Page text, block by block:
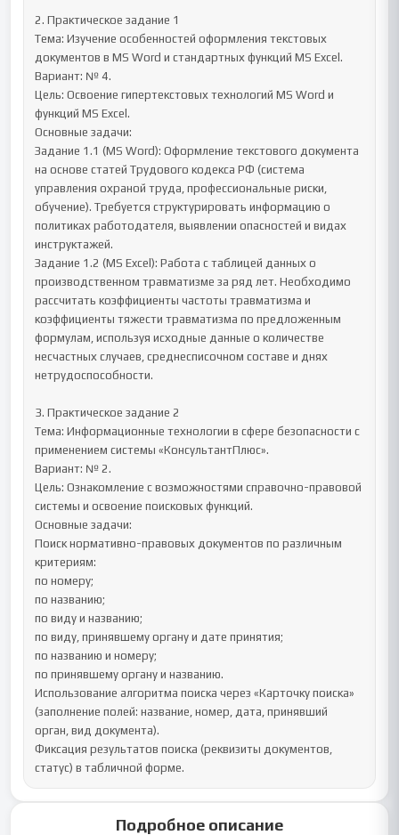
2. Практическое задание 1
Тема: Изучение особенностей оформления текстовых
документов в MS Word и стандартных функций MS Excel.
Вариант: № 4.
Цель: Освоение гипертекстовых технологий MS Word и
функций MS Excel.
Основные задачи:
Задание 1.1 (MS Word): Оформление текстового документа
на основе статей Трудового кодекса РФ (система
управления охраной труда, профессиональные риски,
обучение). Требуется структурировать информацию о
политиках работодателя, выявлении опасностей и видах
инструктажей.
Задание 1.2 (MS Excel): Работа с таблицей данных о
производственном травматизме за ряд лет. Необходимо
рассчитать коэффициенты частоты травматизма и
коэффициенты тяжести травматизма по предложенным
формулам, используя исходные данные о количестве
несчастных случаев, среднесписочном составе и днях
нетрудоспособности.
3. Практическое задание 2
Тема: Информационные технологии в сфере безопасности с
применением системы «КонсультантПлюс».
Вариант: № 2.
Цель: Ознакомление с возможностями справочно-правовой
системы и освоение поисковых функций.
Основные задачи:
Поиск нормативно-правовых документов по различным
критериям:
по номеру;
по названию;
по виду и названию;
по виду, принявшему органу и дате принятия;
по названию и номеру;
по принявшему органу и названию.
Использование алгоритма поиска через «Карточку поиска»
(заполнение полей: название, номер, дата, принявший
орган, вид документа).
Фиксация результатов поиска (реквизиты документов,
статус) в табличной форме.
Подробное описание